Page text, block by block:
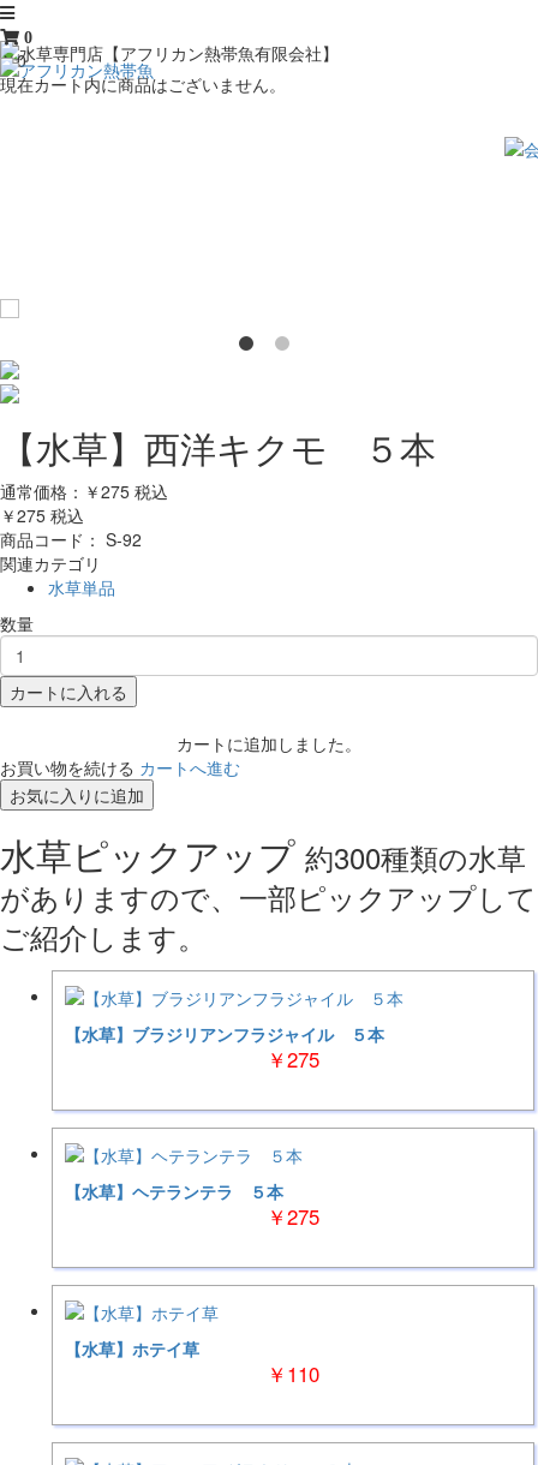
0
￥0
現在カート内に商品はございません。
【水草】西洋キクモ ５本
通常価格：￥275 税込
￥275 税込
商品コード： S-92
関連カテゴリ
水草単品
数量
カートに入れる
カートに追加しました。
お買い物を続ける カートへ進む
お気に入りに追加
水草ピックアップ 約300種類の水草
がありますので、一部ピックアップして
ご紹介します。
【水草】ブラジリアンフラジャイル ５本
￥275
【水草】ヘテランテラ ５本
￥275
【水草】ホテイ草
￥110